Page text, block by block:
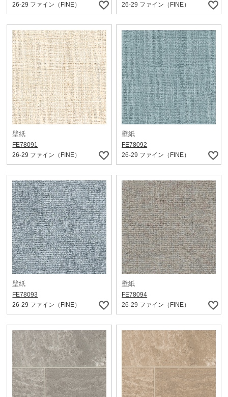
26-29 ファイン（FINE） 26-29 ファイン（FINE）
壁紙
FE78091
26-29 ファイン（FINE）
壁紙
FE78092
26-29 ファイン（FINE）
壁紙
FE78093
26-29 ファイン（FINE）
壁紙
FE78094
26-29 ファイン（FINE）